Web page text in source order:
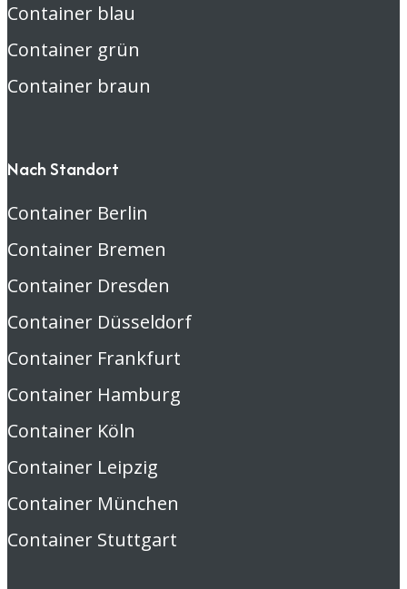
Container blau
Container grün
Container braun
Nach Standort
Container Berlin
Container Bremen
Container Dresden
Container Düsseldorf
Container Frankfurt
Container Hamburg
Container Köln
Container Leipzig
Container München
Container Stuttgart